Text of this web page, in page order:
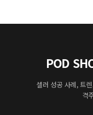
POD
셀러 성공 사례, 트
격